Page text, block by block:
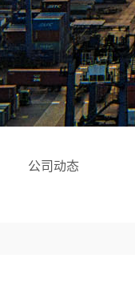
公司动态